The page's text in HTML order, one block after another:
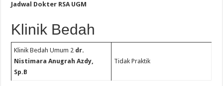
Jadwal Dokter RSA UGM
Klinik Bedah
Klinik Bedah Umum 2 dr.
Nistimara Anugrah Azdy,
Sp.B
Tidak Praktik